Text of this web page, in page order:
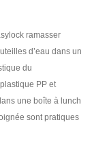
ramasser
d’eau dans un
du
PP et
une boîte à lunch
sont pratiques